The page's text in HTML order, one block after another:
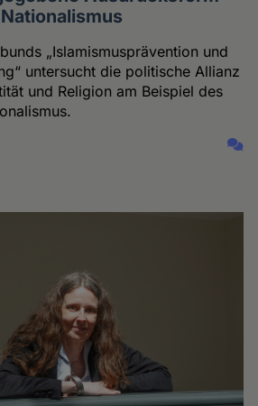
„Islamismusprävention und
untersucht die politische Allianz
und Religion am Beispiel des